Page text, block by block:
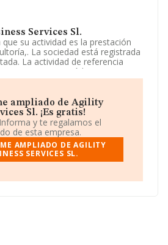
Services Sl.
su actividad es la prestación
La sociedad está registrada
La actividad de referencia
cuyo Código es 7020.
actividad en mercados exteriores.
2003/361/CE de la
de 2003, sobre la definición de
y medianas empresas, la
como microempresa. El número
el mismo con respecto al 2024 y
disponibles en INFORMA, el
de la compañía ha estado por
ampliado de Agility
Sl. ¡Es gratis!
y te regalamos el
de esta empresa.
AMPLIADO DE AGILITY
SERVICES SL.